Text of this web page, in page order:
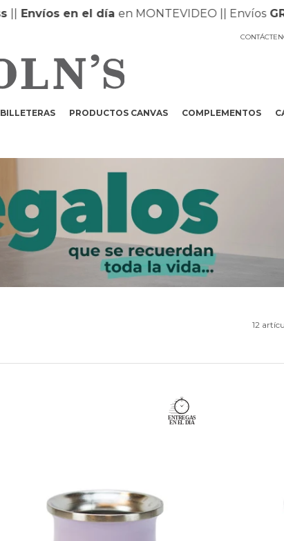
en el día en MONTEVIDEO || Envíos GRATIS
BILLETERAS PRODUCTOS CANVAS COMPLEMENTOS
12